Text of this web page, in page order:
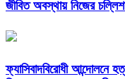
জীবিত অবস্থায় নিজের
ফ্যাসিবাদবিরোধী আন্দোলনে